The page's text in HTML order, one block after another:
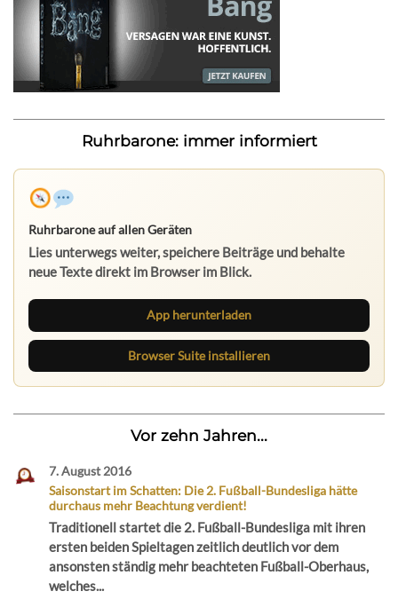
Ruhrbarone: immer informiert
Ruhrbarone auf allen Geräten
Lies unterwegs weiter, speichere Beiträge und behalte
neue Texte direkt im Browser im Blick.
App herunterladen
Browser Suite installieren
Vor zehn Jahren...
7. August 2016
Saisonstart im Schatten: Die 2. Fußball-Bundesliga hätte
durchaus mehr Beachtung verdient!
Traditionell startet die 2. Fußball-Bundesliga mit ihren
ersten beiden Spieltagen zeitlich deutlich vor dem
ansonsten ständig mehr beachteten Fußball-Oberhaus,
welches...